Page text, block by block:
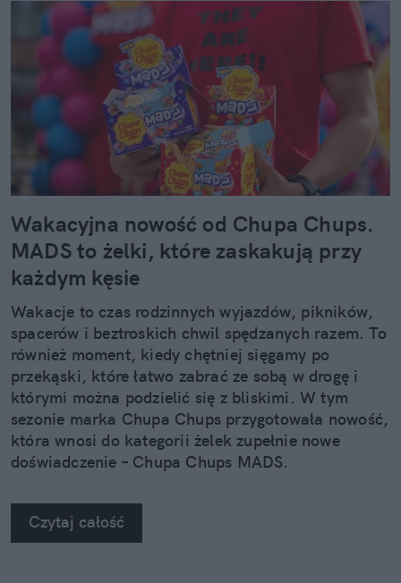
Wakacyjna nowość od Chupa Chups.
MADS to żelki, które zaskakują przy
każdym kęsie
Wakacje to czas rodzinnych wyjazdów, pikników,
spacerów i beztroskich chwil spędzanych razem. To
również moment, kiedy chętniej sięgamy po
przekąski, które łatwo zabrać ze sobą w drogę i
którymi można podzielić się z bliskimi. W tym
sezonie marka Chupa Chups przygotowała nowość,
która wnosi do kategorii żelek zupełnie nowe
doświadczenie – Chupa Chups MADS.
Czytaj całość